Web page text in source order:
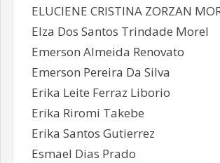
ELUCIENE CRISTINA ZORZAN
Elza Dos Santos Trindade Morel
Emerson Almeida Renovato
Emerson Pereira Da Silva
Erika Leite Ferraz Liborio
Erika Riromi Takebe
Erika Santos Gutierrez
Esmael Dias Prado